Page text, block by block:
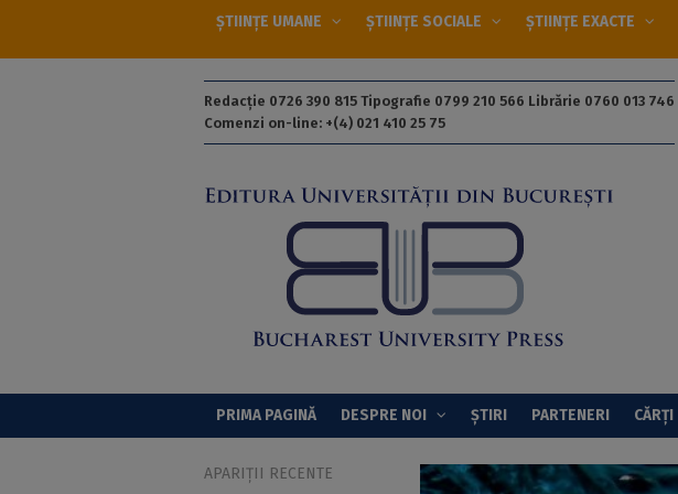
ȘTIINȚE UMANE ȘTIINȚE SOCIALE ȘTIINȚE EXACTE
Redacție 0726 390 815 Tipografie 0799 210 566 Librărie 0760 013 746
Comenzi on-line: +(4) 021 410 25 75
PRIMA PAGINĂ DESPRE NOI ȘTIRI PARTENERI CĂRȚI
APARIȚII RECENTE